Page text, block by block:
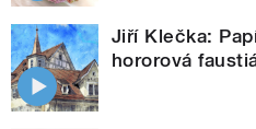
Jiří Klečka:
hororová